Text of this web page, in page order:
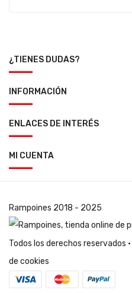
¿TIENES DUDAS?
INFORMACIÓN
ENLACES DE INTERÉS
MI CUENTA
Rampoines 2018 - 2025
Todos los derechos reservados ·
de cookies